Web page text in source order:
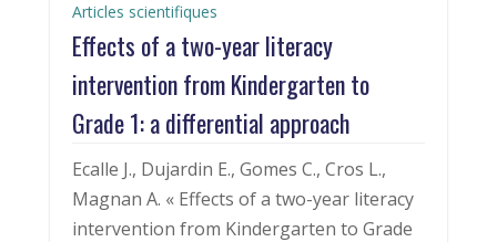
Articles scientifiques
Effects of a two-year literacy
intervention from Kindergarten to
Grade 1: a differential approach
Ecalle J., Dujardin E., Gomes C., Cros L.,
Magnan A. « Effects of a two-year literacy
intervention from Kindergarten to Grade